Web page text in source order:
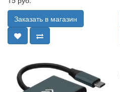
Заказать в магазин